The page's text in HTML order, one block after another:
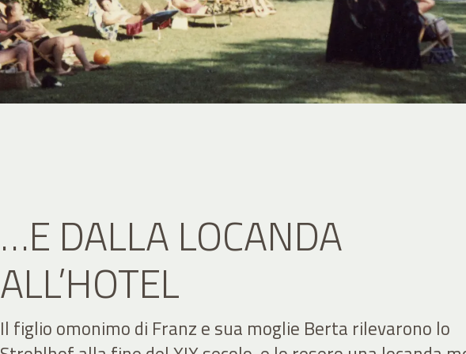
…E DALLA LOCANDA
ALL’HOTEL
Il figlio omonimo di Franz e sua moglie Berta rilevarono lo